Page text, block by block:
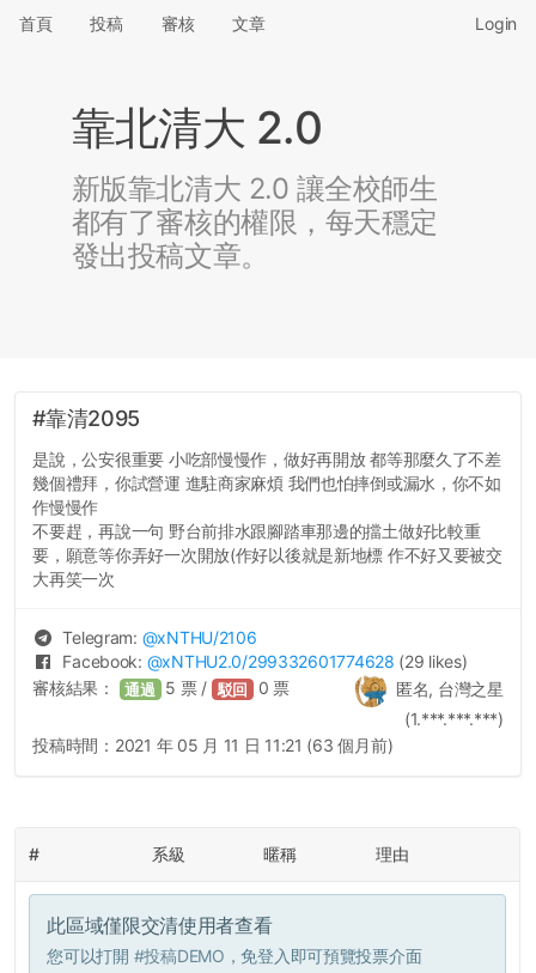
首頁 投稿 審核 文章 Login
靠北清大 2.0
新版靠北清大 2.0 讓全校師生
都有了審核的權限，每天穩定
發出投稿文章。
#靠清2095
是說，公安很重要 小吃部慢慢作，做好再開放 都等那麼久了不差
幾個禮拜，你試營運 進駐商家麻煩 我們也怕摔倒或漏水，你不如
作慢慢作
不要趕，再說一句 野台前排水跟腳踏車那邊的擋土做好比較重
要，願意等你弄好一次開放(作好以後就是新地標 作不好又要被交
大再笑一次
Telegram: @xNTHU/2106
Facebook: @xNTHU2.0/299332601774628 (29 likes)
匿名, 台灣之星
(1.***.***.***)
審核結果： 通過 5 票 / 駁回 0 票
投稿時間： 2021 年 05 月 11 日 11:21 (63 個月前)
# 系級 暱稱 理由
此區域僅限交清使用者查看
您可以打開 #投稿DEMO ，免登入即可預覽投票介面